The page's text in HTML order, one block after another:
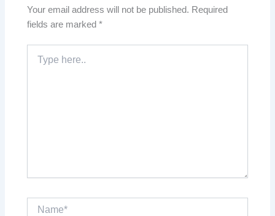
Your email address will not be published. Required
fields are marked*
here..
Name*